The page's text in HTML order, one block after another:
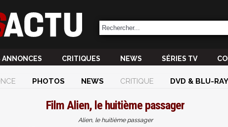
ANNONCES CRITIQUES NEWS SÉRIES TV
PHOTOS NEWS CRITIQUE DVD & BLU-RAY
FilmAlien, le huitième passager
Alien, le huitième passager